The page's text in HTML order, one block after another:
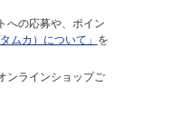
への応募や、ポイン
ムカ）について」 を
ンラインショップご